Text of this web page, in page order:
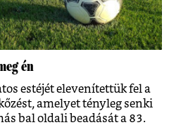
én
estéjét elevenítettük fel a
amelyet tényleg senki
bal oldali beadását a 83.